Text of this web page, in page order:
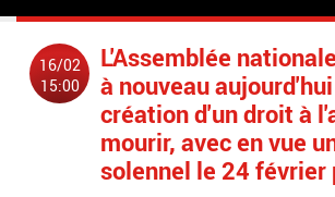
16/02
15:00
L'Assemblée
à nouveau
création d'un droit à
mourir, avec en vue
solennel le 24 février